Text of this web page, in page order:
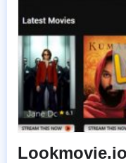
Lookmovie.io